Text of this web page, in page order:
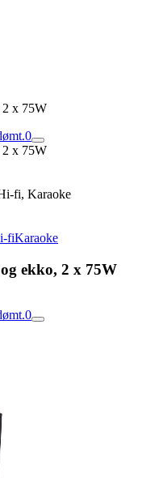
2 x 75W
0
2 x 75W
fi, Karaoke
fiKaraoke
ekko, 2 x 75W
0